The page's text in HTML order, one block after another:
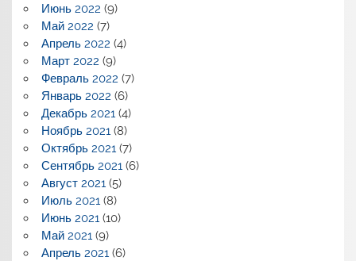
Июнь 2022 (9)
Май 2022 (7)
Апрель 2022 (4)
Март 2022 (9)
Февраль 2022 (7)
Январь 2022 (6)
Декабрь 2021(4)
Ноябрь 2021(8)
Октябрь 2021(7)
Сентябрь 2021(6)
Август 2021(5)
Июль 2021(8)
Июнь 2021(10)
Май 2021(9)
Апрель 2021(6)